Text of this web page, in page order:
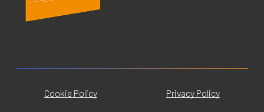
Cookie Policy Privacy Policy